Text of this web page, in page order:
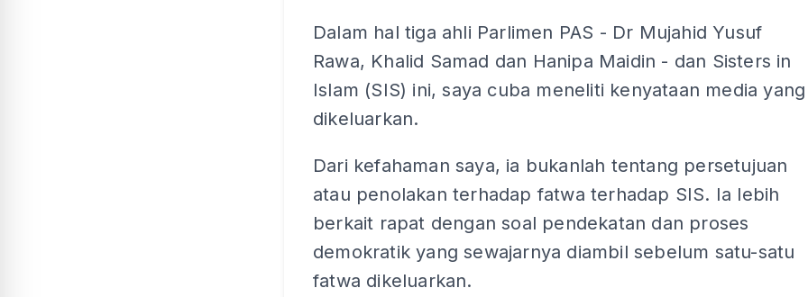
Dalam hal tiga ahli Parlimen PAS - Dr Mujahid Yusuf
Rawa, Khalid Samad dan Hanipa Maidin - dan Sisters in
Islam (SIS) ini, saya cuba meneliti kenyataan media yang
dikeluarkan.
Dari kefahaman saya, ia bukanlah tentang persetujuan
atau penolakan terhadap fatwa terhadap SIS. Ia lebih
berkait rapat dengan soal pendekatan dan proses
demokratik yang sewajarnya diambil sebelum satu-satu
fatwa dikeluarkan.